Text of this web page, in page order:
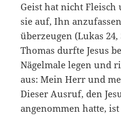
Geist hat nicht
sie auf, Ihn
überzeugen (Lukas
Thomas durfte Jesus
Nägelmale legen und
aus: Mein Herr und
Dieser Ausruf, den
angenommen hatte,